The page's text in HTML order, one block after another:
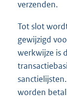
verzenden.
Tot slot
gewijzigd
werkwijze is
worden